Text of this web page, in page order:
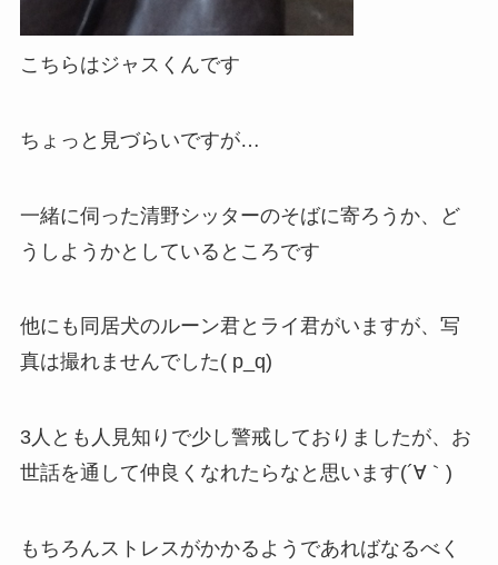
こちらはジャスくんです
ちょっと見づらいですが…
一緒に伺った清野シッターのそばに寄ろうか、ど
うしようかとしているところです
他にも同居犬のルーン君とライ君がいますが、写
真は撮れませんでした( p_q)
3人とも人見知りで少し警戒しておりましたが、お
世話を通して仲良くなれたらなと思います(´∀｀)
もちろんストレスがかかるようであればなるべく